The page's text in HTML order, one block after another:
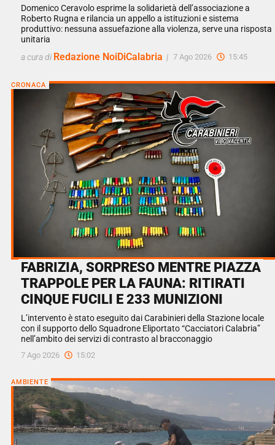
Domenico Ceravolo esprime la solidarietà dell’associazione a
Roberto Rugna e rilancia un appello a istituzioni e sistema
produttivo: nessuna assuefazione alla violenza, serve una risposta
unitaria
a cura di Redazione NoiDiCalabria | 7 Ago 2026 15:45
CRONACA
FABRIZIA, SORPRESO MENTRE PIAZZA
TRAPPOLE PER LA FAUNA: RITIRATI
CINQUE FUCILI E 233 MUNIZIONI
L’intervento è stato eseguito dai Carabinieri della Stazione locale
con il supporto dello Squadrone Eliportato “Cacciatori Calabria”
nell’ambito dei servizi di contrasto al bracconaggio
7 Ago 2026 15:02
AMBIENTE